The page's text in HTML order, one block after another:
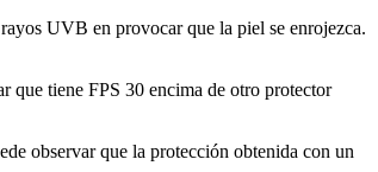
UVB en provocar que la piel se enrojezca.
que tiene FPS 30 encima de otro protector
observar que la protección obtenida con un